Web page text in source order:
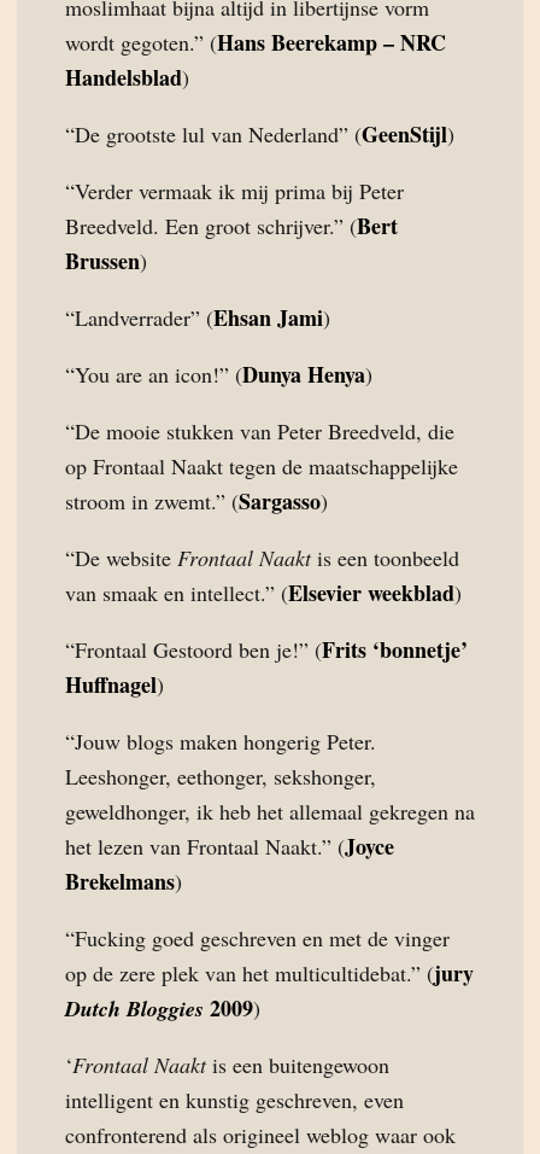
moslimhaat bijna altijd in libertijnse vorm
wordt gegoten.” (Hans Beerekamp – NRC
Handelsblad)
“De grootste lul van Nederland” (GeenStijl)
“Verder vermaak ik mij prima bij Peter
Breedveld. Een groot schrijver.” (Bert
Brussen)
“Landverrader” (Ehsan Jami)
“You are an icon!” (Dunya Henya)
“De mooie stukken van Peter Breedveld, die
op Frontaal Naakt tegen de maatschappelijke
stroom in zwemt.” (Sargasso)
“De website Frontaal Naaktis een toonbeeld
van smaak en intellect.” (Elsevier weekblad)
“Frontaal Gestoord ben je!” (Frits ‘bonnetje’
Huffnagel)
“Jouw blogs maken hongerig Peter.
Leeshonger, eethonger, sekshonger,
geweldhonger, ik heb het allemaal gekregen na
het lezen van Frontaal Naakt.” (Joyce
Brekelmans)
“Fucking goed geschreven en met de vinger
op de zere plek van het multicultidebat.” (jury
Dutch Bloggies 2009)
‘Frontaal Naaktis een buitengewoon
intelligent en kunstig geschreven, even
confronterend als origineel weblog waar ook